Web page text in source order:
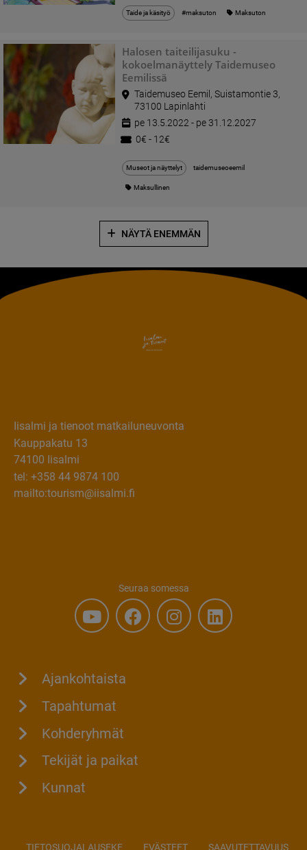
Taide ja käsityö #maksuton Maksuton
Halosen taiteilijasuku -
kokoelmanäyttely Taidemuseo
Eemilissä
Taidemuseo Eemil, Suistamontie 3,
73100 Lapinlahti
pe 13.5.2022 - pe 31.12.2027
0€ - 12€
Museot ja näyttelyt taidemuseoeemil
Maksullinen
NÄYTÄ ENEMMÄN
Iisalmi ja tienoot matkailuneuvonta
Kauppakatu 13
74100 Iisalmi
tel: +358 44 9874 100
mailto:tourism@iisalmi.fi
Seuraa somessa
Ajankohtaista
Tapahtumat
Kohderyhmät
Tekijät ja paikat
Kunnat
TIETOSUOJALAUSEKE EVÄSTEET SAAVUTETTAVUUS